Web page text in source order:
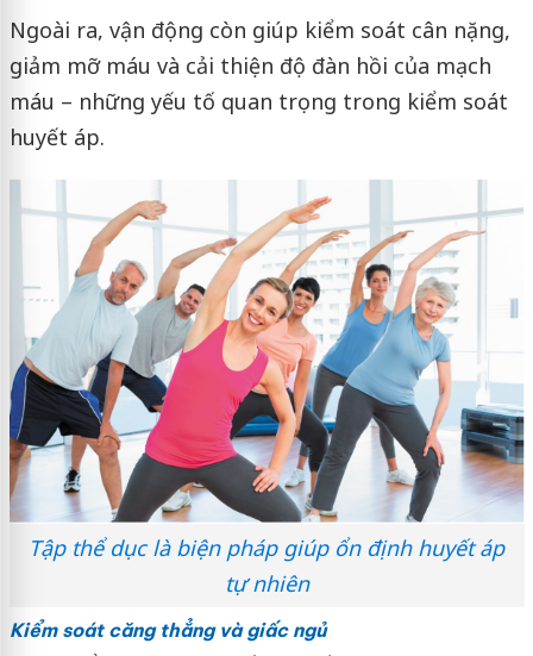
Ngoài ra, vận động còn giúp kiểm soát cân nặng,
giảm mỡ máu và cải thiện độ đàn hồi của mạch
máu – những yếu tố quan trọng trong kiểm soát
huyết áp.
Tập thể dục là biện pháp giúp ổn định huyết áp
tự nhiên
Kiểm soát căng thẳng và giấc ngủ